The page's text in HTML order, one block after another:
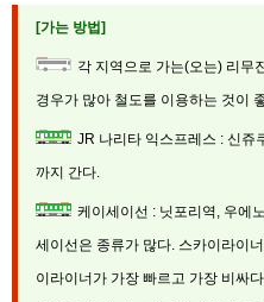
[가는 방법]
각 지역으로 가는(오는) 리무
경우가 많아 철도를 이용하는 것이
JR 나리타 익스프레스 : 신쥬
까지 간다.
케이세이선 : 닛포리역, 우에
세이선은 종류가 많다. 스카이라이
이라이너가 가장 빠르고 가장 비싸